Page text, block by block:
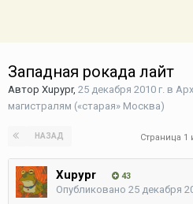
Западная рокада лайт
Автор Xupypr, 25 декабря 2010 г. в
магистралям («старая» Москва)
НАЗАД Страница 1
Xupypr 43
Опубликовано 25 декабря